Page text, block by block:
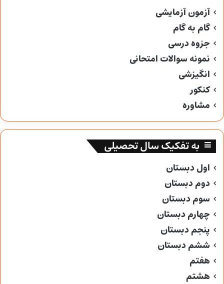
آزمون آزمایشی
گام به گام
جزوه درسی
نمونه سوالات امتحانی
انگیزشی
کنکور
مشاوره
به تفکیک سال تحصیلی
اول دبستان
دوم دبستان
سوم دبستان
چهارم دبستان
پنجم دبستان
ششم دبستان
هفتم
هشتم